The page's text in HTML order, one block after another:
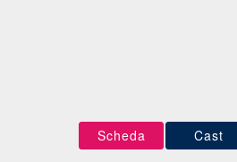
Scheda Cast